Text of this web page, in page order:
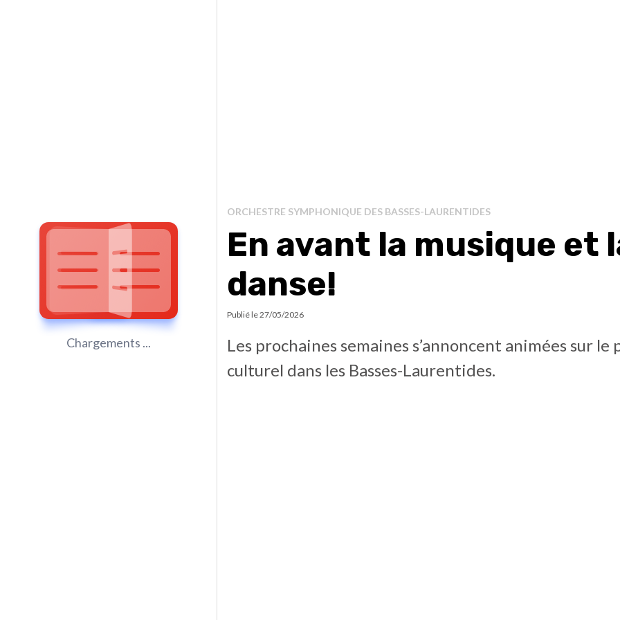
Chargements ...
ORCHESTRE SYMPHONIQUE DES BASSES-LAURENTIDES
En avant la musique et
danse!
Publié le27/05/2026
Les prochaines semaines s’annoncent animées sur le
culturel dans les Basses-Laurentides.